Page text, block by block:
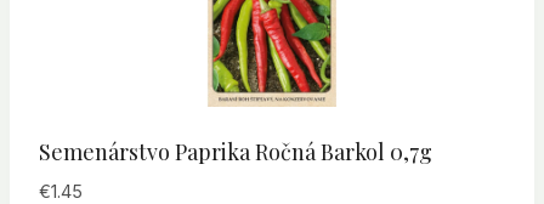
Semenárstvo Paprika Ročná Barkol 0,7g
€1.45